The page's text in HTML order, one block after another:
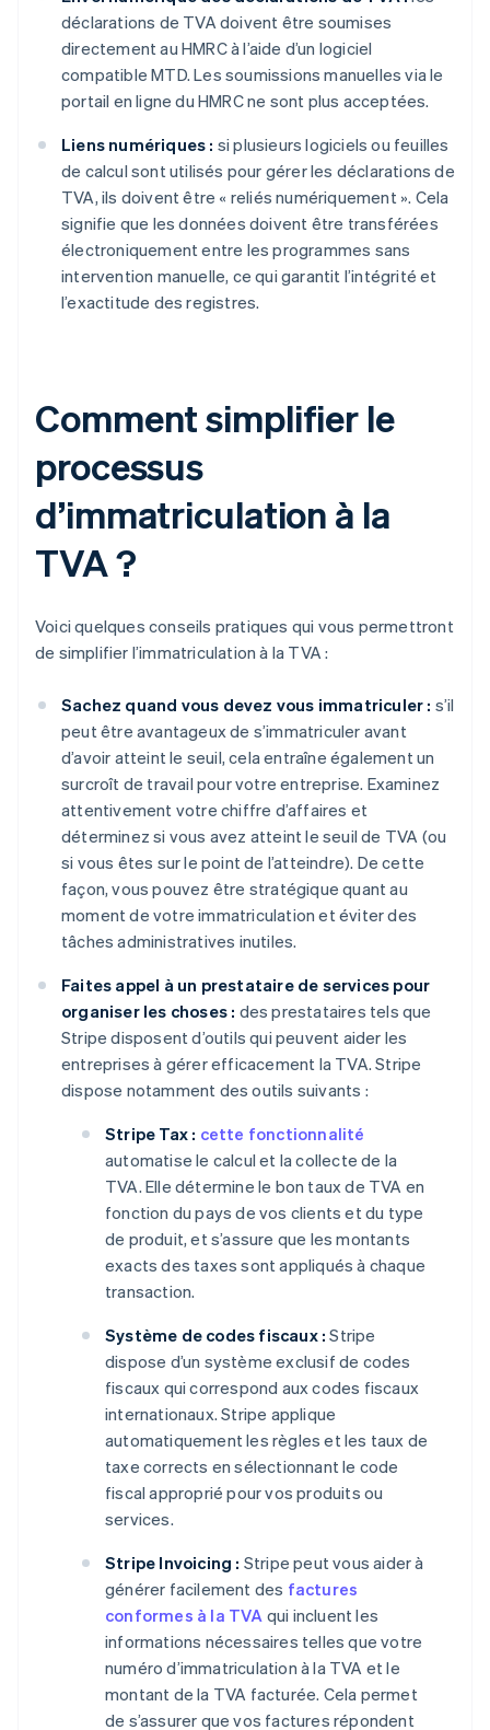
déclarations de TVA doivent être soumises
directement au HMRC à l’aide d’un logiciel
compatible MTD. Les soumissions manuelles via le
portail en ligne du HMRC ne sont plus acceptées.
Liens numériques : si plusieurs logiciels ou feuilles
de calcul sont utilisés pour gérer les déclarations de
TVA, ils doivent être « reliés numériquement ». Cela
signifie que les données doivent être transférées
électroniquement entre les programmes sans
intervention manuelle, ce qui garantit l’intégrité et
l’exactitude des registres.
Comment simplifier le
processus
d’immatriculation à la
TVA ?
Voici quelques conseils pratiques qui vous permettront
de simplifier l’immatriculation à la TVA :
Sachez quand vous devez vous immatriculer : s’il
peut être avantageux de s’immatriculer avant
d’avoir atteint le seuil, cela entraîne également un
surcroît de travail pour votre entreprise. Examinez
attentivement votre chiffre d’affaires et
déterminez si vous avez atteint le seuil de TVA (ou
si vous êtes sur le point de l’atteindre). De cette
façon, vous pouvez être stratégique quant au
moment de votre immatriculation et éviter des
tâches administratives inutiles.
Faites appel à un prestataire de services pour
organiser les choses : des prestataires tels que
Stripe disposent d’outils qui peuvent aider les
entreprises à gérer efficacement la TVA. Stripe
dispose notamment des outils suivants :
Stripe Tax : cette fonctionnalité
automatise le calcul et la collecte de la
TVA. Elle détermine le bon taux de TVA en
fonction du pays de vos clients et du type
de produit, et s’assure que les montants
exacts des taxes sont appliqués à chaque
transaction.
Système de codes fiscaux : Stripe
dispose d’un système exclusif de codes
fiscaux qui correspond aux codes fiscaux
internationaux. Stripe applique
automatiquement les règles et les taux de
taxe corrects en sélectionnant le code
fiscal approprié pour vos produits ou
services.
Stripe Invoicing : Stripe peut vous aider à
générer facilement des factures
conformes à la TVA qui incluent les
informations nécessaires telles que votre
numéro d’immatriculation à la TVA et le
montant de la TVA facturée. Cela permet
de s’assurer que vos factures répondent